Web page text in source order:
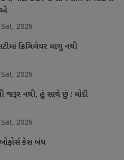
2026
ક્રિમિલેયર લાગુ નથી
2026
જરૂર નથી, હું સાથે છું : મોદી
2026
કેસ બંધ